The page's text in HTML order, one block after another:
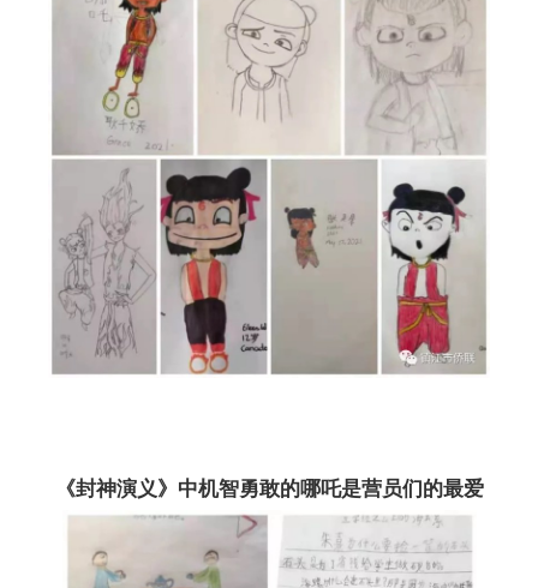
《封神演义》中机智勇敢的哪吒是营员们的最爱